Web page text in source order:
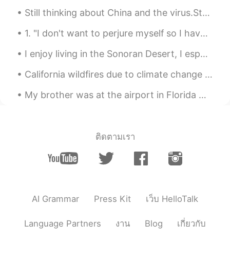
Haha con las rocas y conchas de mar
ES EN
Beautiful dog 😍
alexstheetic 2020.06.11 08:46
ES EN
del mar y en el vacío existencial que le
Marcos 2020.06.11 07:12
Still thinking about China and the virus.Stay strong and keep fighting like you are my friends! L...
1. "I don't want to perjure myself so I have a legal obligation to say no!" "PERJURE" means will...
I enjoy living in the Sonoran Desert, I especially love these giant Saguaro cactus that grow here...
California wildfires due to climate change 2020 War of the worlds c.2005. Seems we can destroy t...
My brother was at the airport in Florida when he saw this plane. It's the President's plane and c...
ติดตามเรา
AI Grammar Press Kit เว็บ HelloTalk
Language Partners งาน Blog เกี่ยวกับ